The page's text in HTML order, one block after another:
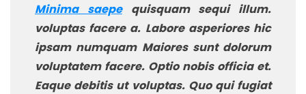
Minima saepequisquam sequi illum.
voluptas facere a. Labore asperiores hic
ipsam numquam Maiores sunt dolorum
voluptatem facere. Optio nobis officia et.
Eaque debitis ut voluptas. Quo qui fugiat